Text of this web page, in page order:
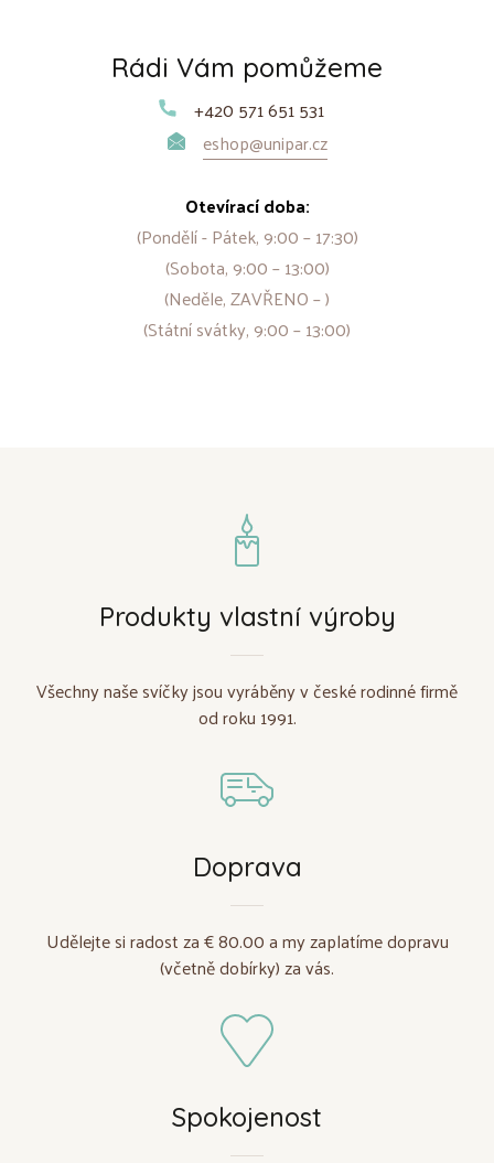
Rádi Vám pomůžeme
+420 571 651 531
eshop@unipar.cz
Otevírací doba:
(Pondělí - Pátek, 9:00 – 17:30)
(Sobota, 9:00 – 13:00)
(Neděle, ZAVŘENO – )
(Státní svátky, 9:00 – 13:00)
Produkty vlastní výroby
Všechny naše svíčky jsou vyráběny v české rodinné firmě
od roku 1991.
Doprava
Udělejte si radost za € 80.00 a my zaplatíme dopravu
(včetně dobírky) za vás.
Spokojenost